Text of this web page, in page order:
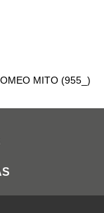
MITO (955_)